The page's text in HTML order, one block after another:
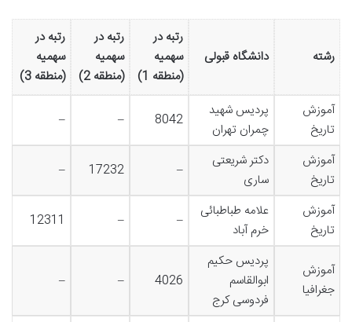
رشته دانشگاه قبولی
رتبه در
سهمیه
(منطقه 1)
رتبه در
سهمیه
(منطقه 2)
رتبه در
سهمیه
(منطقه 3)
آموزش
تاریخ
پردیس شهید
چمران تهران
8042
–
–
آموزش
تاریخ
دکتر شریعتی
ساری
–
17232
–
آموزش
تاریخ
علامه طباطبائی
خرم آباد
–
–
12311
آموزش
جغرافیا
پردیس حکیم
ابوالقاسم
فردوسی کرج
4026
–
–